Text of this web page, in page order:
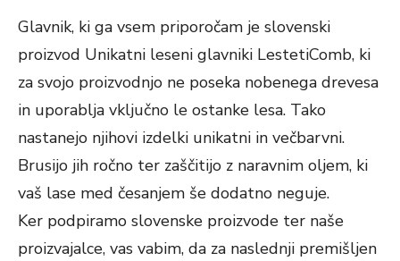
Glavnik, ki ga vsem priporočam je slovenski
proizvod Unikatni leseni glavniki LestetiComb, ki
za svojo proizvodnjo ne poseka nobenega drevesa
in uporablja vključno le ostanke lesa. Tako
nastanejo njihovi izdelki unikatni in večbarvni.
Brusijo jih ročno ter zaščitijo z naravnim oljem, ki
vaš lase med česanjem še dodatno neguje.
Ker podpiramo slovenske proizvode ter naše
proizvajalce, vas vabim, da za naslednji premišljen